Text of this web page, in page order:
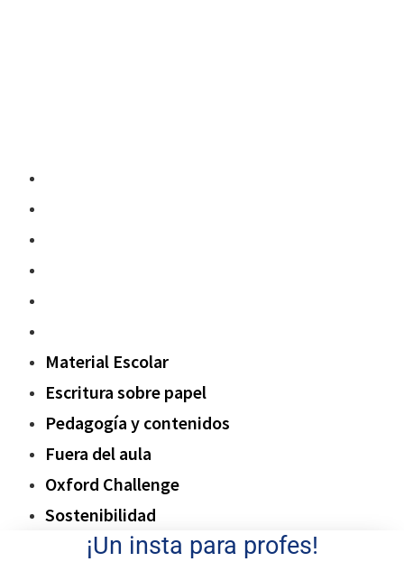
Material Escolar
Escritura sobre papel
Pedagogía y contenidos
Fuera del aula
Oxford Challenge
Sostenibilidad
¡Un insta para profes!